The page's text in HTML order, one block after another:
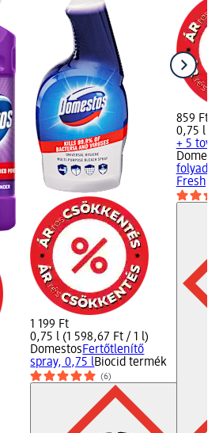
1 199 Ft
0,75 l (1 598,67 Ft / 1 l)
DomestosFertőtlenítő
spray, 0,75 lBiocid termék
(6)
859 Ft
0,75 l (1
+ 5
Fresh,